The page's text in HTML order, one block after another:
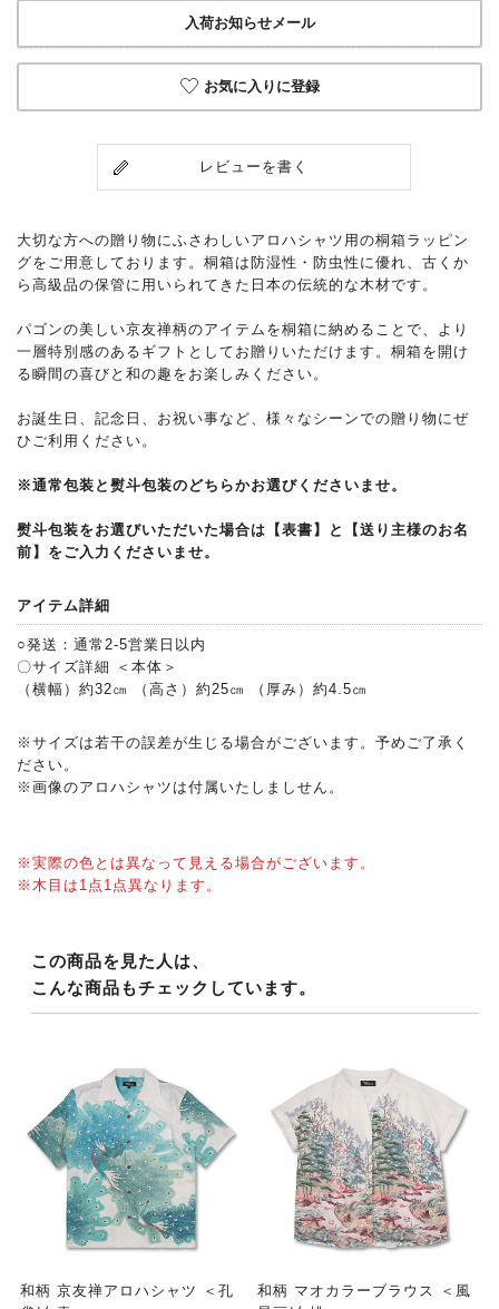
入荷お知らせメール
お気に入りに登録
レビューを書く
大切な方への贈り物にふさわしいアロハシャツ用の桐箱ラッピン
グをご用意しております。桐箱は防湿性・防虫性に優れ、古くか
ら高級品の保管に用いられてきた日本の伝統的な木材です。
パゴンの美しい京友禅柄のアイテムを桐箱に納めることで、より
一層特別感のあるギフトとしてお贈りいただけます。桐箱を開け
る瞬間の喜びと和の趣をお楽しみください。
お誕生日、記念日、お祝い事など、様々なシーンでの贈り物にぜ
ひご利用ください。
※通常包装と熨斗包装のどちらかお選びくださいませ。
熨斗包装をお選びいただいた場合は【表書】と【送り主様のお名
前】をご入力くださいませ。
アイテム詳細
○発送：通常2-5営業日以内
〇サイズ詳細 ＜本体＞
（横幅）約32㎝ （高さ）約25㎝ （厚み）約4.5㎝
※サイズは若干の誤差が生じる場合がございます。予めご了承く
ださい。
※画像のアロハシャツは付属いたしましせん。
※実際の色とは異なって見える場合がございます。
※木目は1点1点異なります。
この商品を見た人は、
こんな商品もチェックしています。
和柄 京友禅アロハシャツ ＜孔
和柄 マオカラーブラウス ＜風